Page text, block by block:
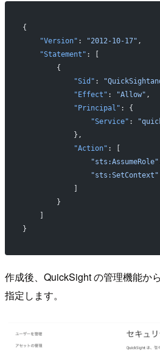
{
    "Version"
: "2012-10-17" ,
    "Statement"
: [
        {
            "Sid"
:
            "Effect"
: "Allow" ,
            "Principal"
: {
                "Service"
:
            },
            "Action"
: [
                "sts:AssumeRole"
                "sts:SetContext"
            ]
        }
    ]
}
作成後、QuickSight の管理機能か
指定します。